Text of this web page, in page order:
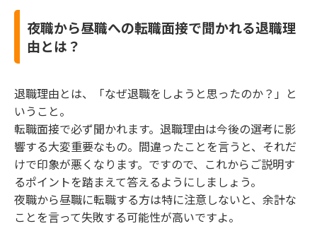
夜職から昼職への転職面接で聞かれる退職理
由とは？
退職理由とは、「なぜ退職をしようと思ったのか？」と
いうこと。
転職面接で必ず聞かれます。退職理由は今後の選考に影
響する大変重要なもの。間違ったことを言うと、それだ
けで印象が悪くなります。ですので、これからご説明す
るポイントを踏まえて答えるようにしましょう。
夜職から昼職に転職する方は特に注意しないと、余計な
ことを言って失敗する可能性が高いですよ。